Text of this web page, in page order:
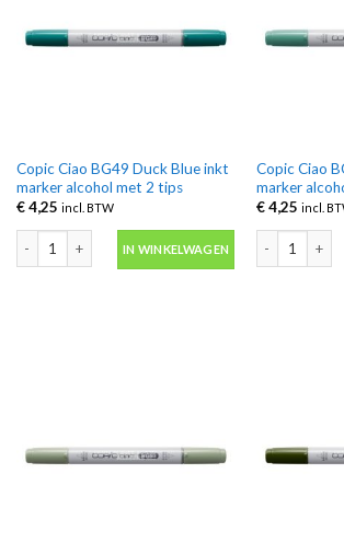
Copic Ciao BG49 Duck Blue inkt
marker alcohol met 2 tips
€4,25 incl. BTW
Copic Ciao BG49 Duck Blue inkt marker alcohol met
IN WINKELWAGEN
Copic Ciao
marker
€4,25 incl.
Copic Ciao